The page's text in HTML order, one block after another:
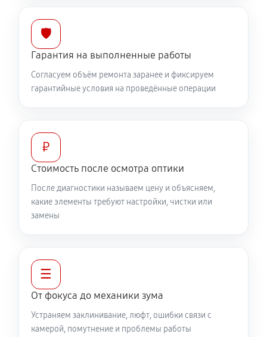
Ремонт кольца зуммирования
360 руб 60 минут
Разблокировка заклинивания
Протяжка соединений трансфокатора
Замена светофильтра объектива Canon EF 300mm
f/2.8L IS II USM
🛡️
Гарантия на выполненные работы
Согласуем объём ремонта заранее и фиксируем
гарантийные условия на проведённые операции
₽
Стоимость после осмотра оптики
После диагностики называем цену и объясняем,
какие элементы требуют настройки, чистки или
замены
☰
От фокуса до механики зума
Устраняем заклинивание, люфт, ошибки связи с
камерой, помутнение и проблемы работы